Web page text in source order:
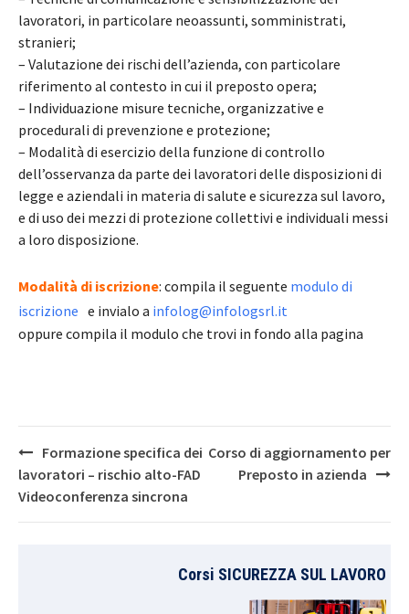
lavoratori, in particolare neoassunti, somministrati,
stranieri;
– Valutazione dei rischi dell’azienda, con particolare
riferimento al contesto in cui il preposto opera;
– Individuazione misure tecniche, organizzative e
procedurali di prevenzione e protezione;
– Modalità di esercizio della funzione di controllo
dell’osservanza da parte dei lavoratori delle disposizioni di
legge e aziendali in materia di salute e sicurezza sul lavoro,
e di uso dei mezzi di protezione collettivi e individuali messi
a loro disposizione.
Modalità di iscrizione: compila il seguente modulo di
iscrizione e invialo a infolog@infologsrl.it
oppure compila il modulo che trovi in fondo alla pagina
Post
navigation
Formazione specifica dei
lavoratori – rischio alto-FAD
Videoconferenza sincrona
Corso di aggiornamento per
Preposto in azienda
Corsi SICUREZZA SUL LAVORO